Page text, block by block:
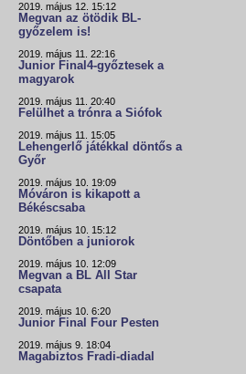
2019. május 12. 15:12
Megvan az ötödik BL-
győzelem is!
2019. május 11. 22:16
Junior Final4-győztesek a
magyarok
2019. május 11. 20:40
Felülhet a trónra a Siófok
2019. május 11. 15:05
Lehengerlő játékkal döntős a
Győr
2019. május 10. 19:09
Móváron is kikapott a
Békéscsaba
2019. május 10. 15:12
Döntőben a juniorok
2019. május 10. 12:09
Megvan a BL All Star
csapata
2019. május 10. 6:20
Junior Final Four Pesten
2019. május 9. 18:04
Magabiztos Fradi-diadal